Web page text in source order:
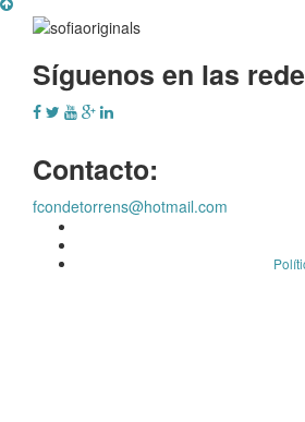
Síguenos en las
Contacto:
fcondetorrens@hotmail.com